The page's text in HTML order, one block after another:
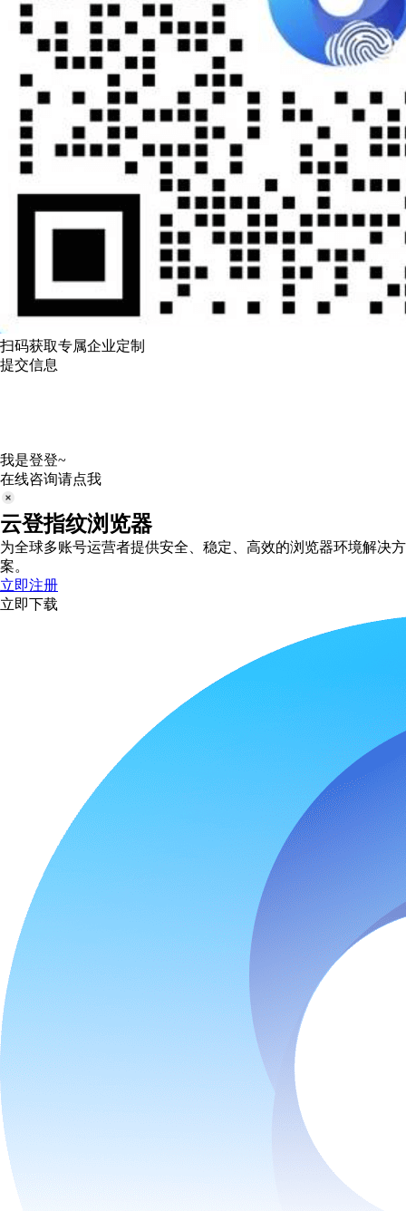
扫码获取专属企业定制
提交信息
我是登登~
在线咨询请点我
云登指纹浏览器
为全球多账号运营者提供安全、稳定、高效的浏览器环境解决方
案。
立即注册
立即下载